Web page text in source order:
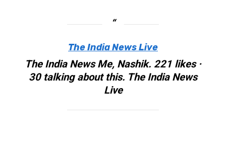
The India News Live
The India News Me, Nashik. 221 likes ·
30 talking about this. The India News
Live